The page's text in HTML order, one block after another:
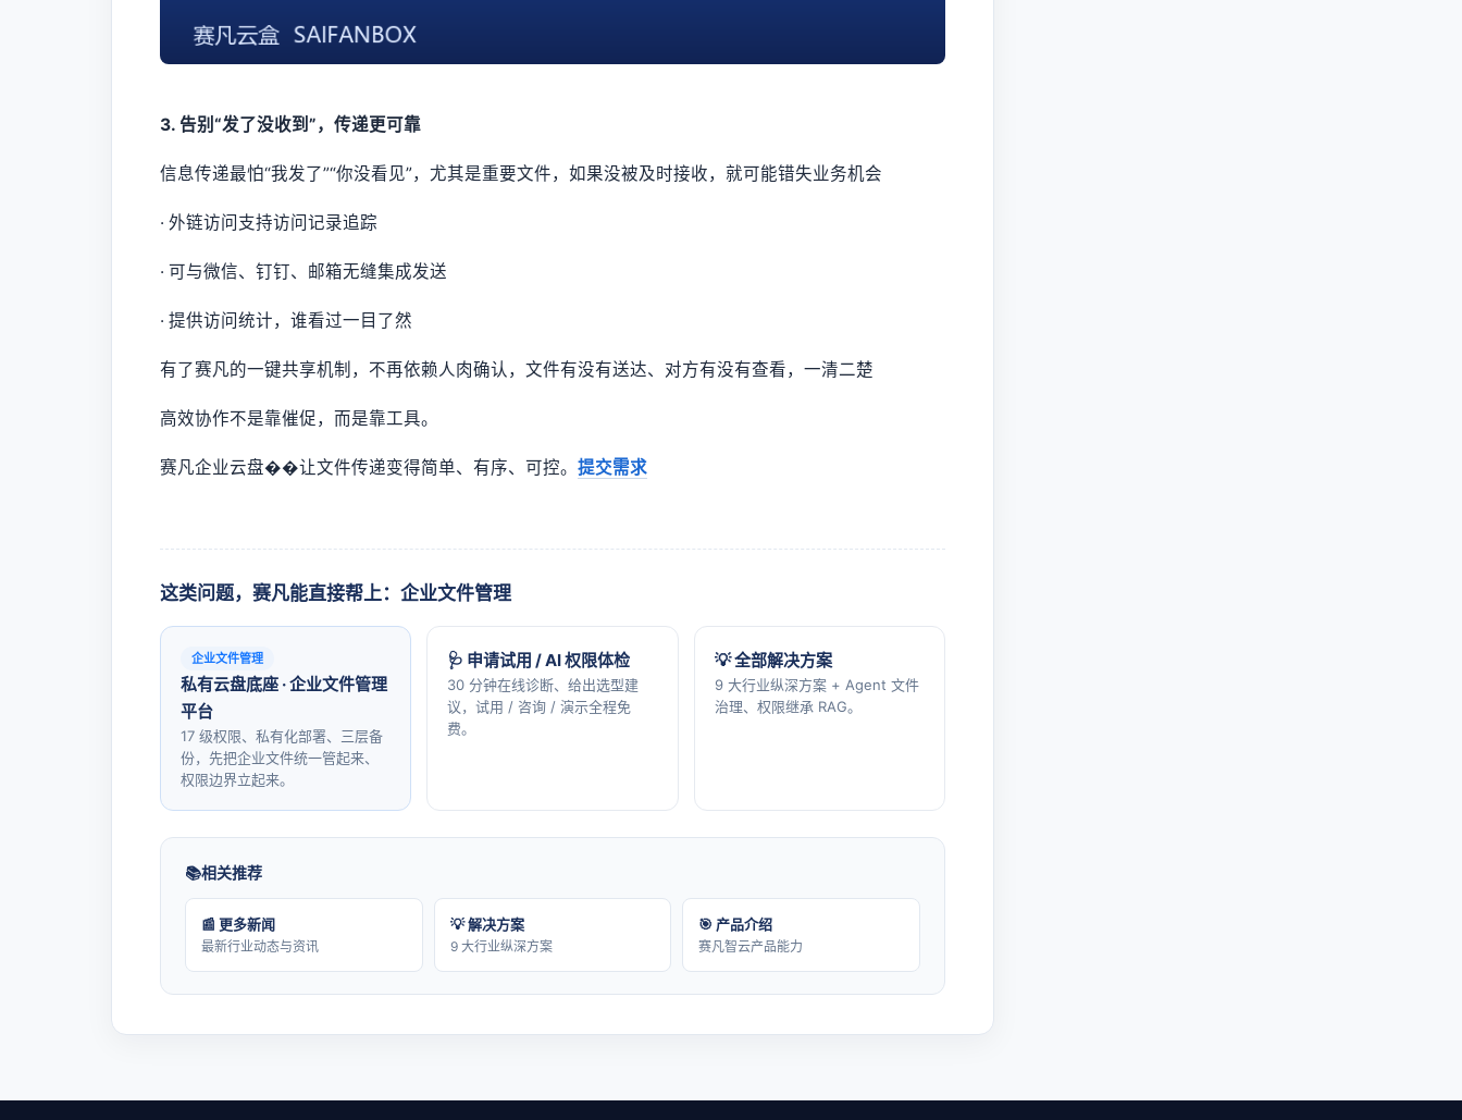
3. 告别“发了没收到”，传递更可靠
信息传递最怕“我发了”“你没看见”，尤其是重要文件，如果没被及时接收，就可能错失业务机会
· 外链访问支持访问记录追踪
· 可与微信、钉钉、邮箱无缝集成发送
· 提供访问统计，谁看过一目了然
有了赛凡的一键共享机制，不再依赖人肉确认，文件有没有送达、对方有没有查看，一清二楚
高效协作不是靠催促，而是靠工具。
赛凡企业云盘��让文件传递变得简单、有序、可控。 提交需求
这类问题，赛凡能直接帮上：企业文件管理
企业文件管理
私有云盘底座 · 企业文件管理
平台
17 级权限、私有化部署、三层备
份，先把企业文件统一管起来、
权限边界立起来。
🩺 申请试用 / AI 权限体检
30 分钟在线诊断、给出选型建
议，试用 / 咨询 / 演示全程免
费。
💡 全部解决方案
9 大行业纵深方案 + Agent 文件
治理、权限继承 RAG。
相关推荐
📰 更多新闻
最新行业动态与资讯
💡 解决方案
9 大行业纵深方案
🎯 产品介绍
赛凡智云产品能力